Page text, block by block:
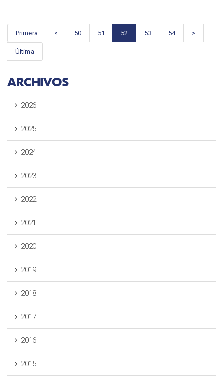
Primera < 50 51 52 53 54 >
Última
ARCHIVOS
2026
2025
2024
2023
2022
2021
2020
2019
2018
2017
2016
2015